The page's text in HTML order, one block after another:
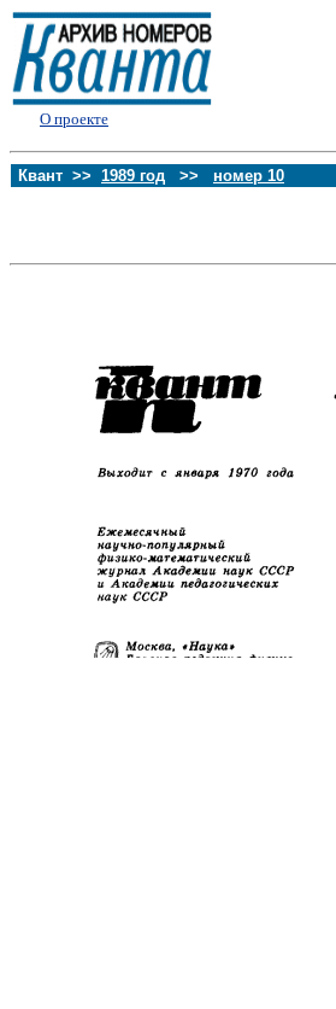
О проекте
Квант >> 1989 год >> номер 10